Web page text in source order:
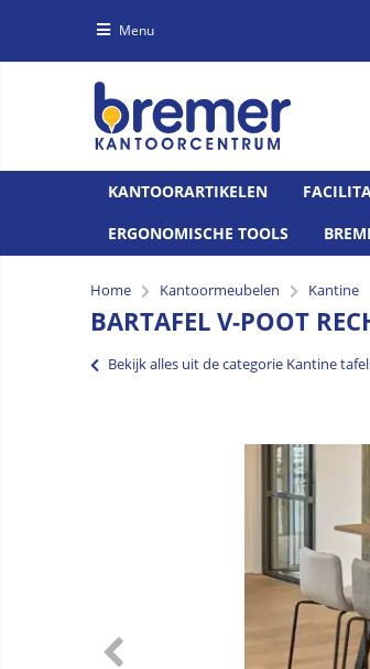
Menu
KANTOORARTIKELEN
ERGONOMISCHE TOOLS
Home Kantoormeubelen Kantine
BARTAFEL V-POOT
Bekijk alles uit de categorie Kantine